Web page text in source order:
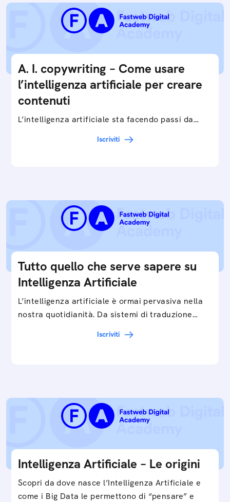
A. I. copywriting – Come usare
l’intelligenza artificiale per creare
contenuti
L’intelligenza artificiale sta facendo passi da
interpretazione dei big data ai chatbot e virtual…
Iscriviti
Tutto quello che serve sapere su
Intelligenza Artificiale
L’intelligenza artificiale è ormai pervasiva nella
nostra quotidianità. Da sistemi di traduzione
Iscriviti
Intelligenza Artificiale – Le origini
Scopri da dove nasce l’Intelligenza Artificiale e
come i Big Data le permettono di “pensare” e